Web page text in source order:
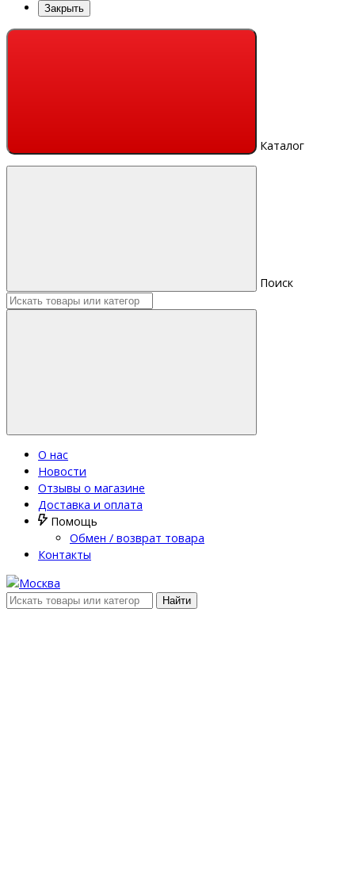
Закрыть
Каталог
Поиск
О нас
Новости
Отзывы о магазине
Доставка и оплата
Помощь
Обмен / возврат товара
Контакты
Найти